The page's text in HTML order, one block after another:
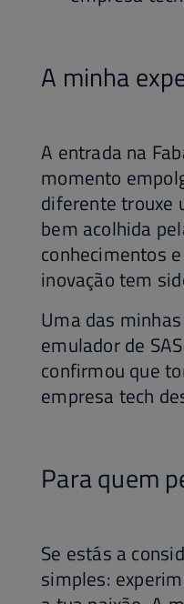
A minha
A entrada na
momento
diferente trouxe
bem acolhida
conhecimentos
inovação tem
Uma das
emulador de
confirmou que
empresa tech
Para quem
Se estás a
simples: